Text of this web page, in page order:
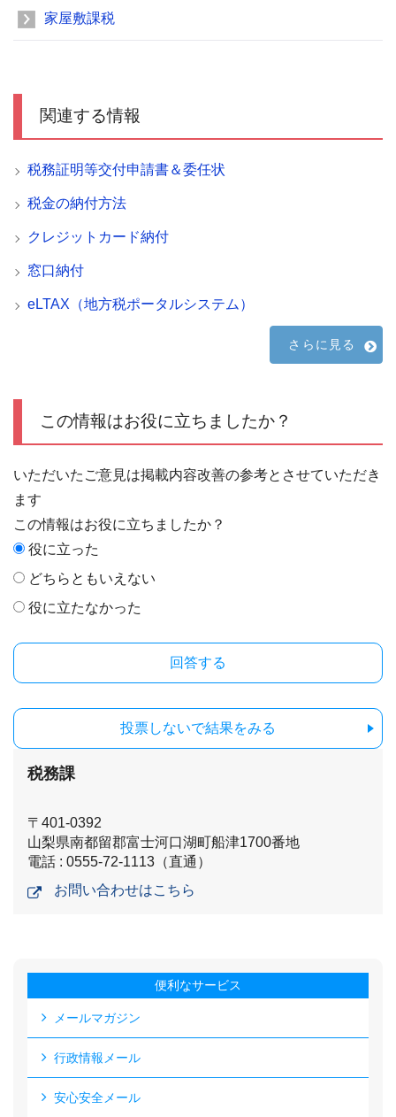
家屋敷課税
関連する情報
税務証明等交付申請書＆委任状
税金の納付方法
クレジットカード納付
窓口納付
eLTAX（地方税ポータルシステム）
さらに見る
この情報はお役に立ちましたか？
いただいたご意見は掲載内容改善の参考とさせていただき
ます
この情報はお役に立ちましたか？
役に立った
どちらともいえない
役に立たなかった
投票しないで結果をみる
税務課
〒401-0392
山梨県南都留郡富士河口湖町船津1700番地
電話 : 0555-72-1113（直通）
お問い合わせはこちら
便利なサービス
メールマガジン
行政情報メール
安心安全メール